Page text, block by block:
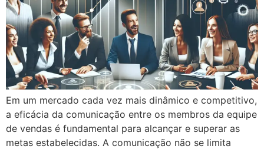
Em um mercado cada vez mais dinâmico e competitivo,
a eficácia da comunicação entre os membros da equipe
de vendas é fundamental para alcançar e superar as
metas estabelecidas. A comunicação não se limita